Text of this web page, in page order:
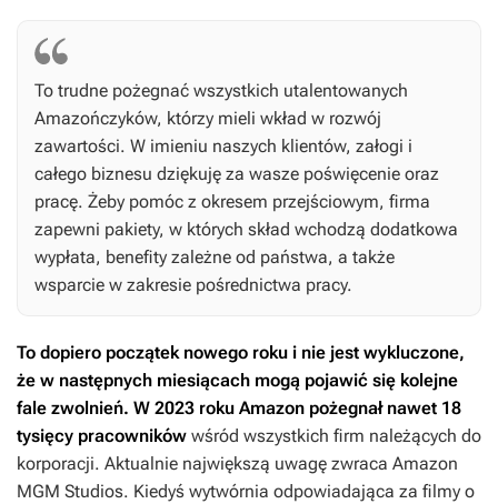
To trudne pożegnać wszystkich utalentowanych
Amazończyków, którzy mieli wkład w rozwój
zawartości. W imieniu naszych klientów, załogi i
całego biznesu dziękuję za wasze poświęcenie oraz
pracę. Żeby pomóc z okresem przejściowym, firma
zapewni pakiety, w których skład wchodzą dodatkowa
wypłata, benefity zależne od państwa, a także
wsparcie w zakresie pośrednictwa pracy.
To dopiero początek nowego roku i nie jest wykluczone,
że w następnych miesiącach mogą pojawić się kolejne
fale zwolnień. W 2023 roku Amazon pożegnał nawet 18
tysięcy pracowników wśród wszystkich firm należących do
korporacji. Aktualnie największą uwagę zwraca Amazon
MGM Studios. Kiedyś wytwórnia odpowiadająca za filmy o